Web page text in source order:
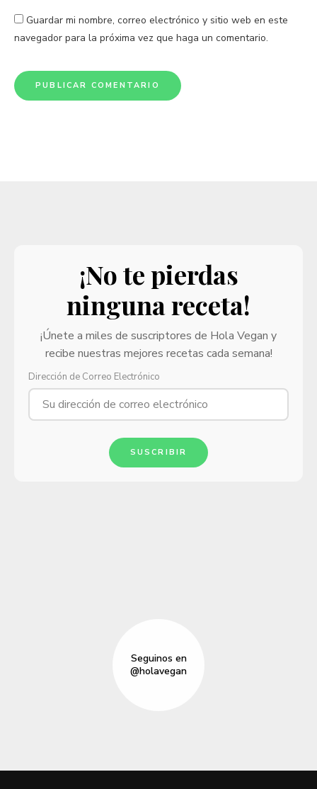
Guardar mi nombre, correo electrónico y sitio web en este
navegador para la próxima vez que haga un comentario.
¡No te pierdas
ninguna receta!
¡Únete a miles de suscriptores de Hola Vegan y
recibe nuestras mejores recetas cada semana!
Dirección de Correo Electrónico
SUSCRIBIR
Seguinos en
@holavegan